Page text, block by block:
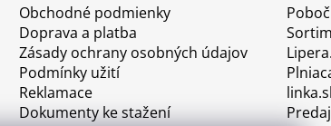
Obchodné podmienky
Doprava a platba
Zásady ochrany osobných údajov
Podmínky užití
Reklamace
Dokumenty ke stažení